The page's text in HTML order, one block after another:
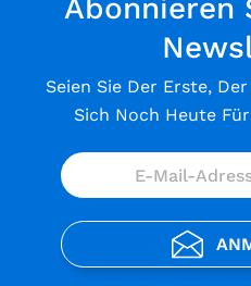
Abonnieren
Seien Sie Der Erste,
Sich Noch Heute